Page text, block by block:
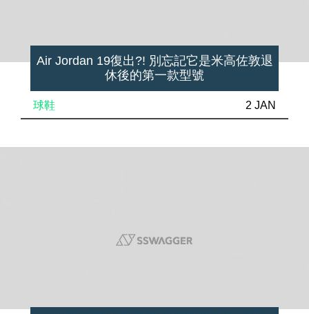
Air Jordan 19復出?! 別忘記它是米高佐敦退
休後的第一款型號
球鞋 2 JAN